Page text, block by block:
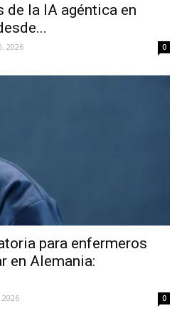
la IA agéntica en
2026 0
para enfermeros
en Alemania:
2026 0